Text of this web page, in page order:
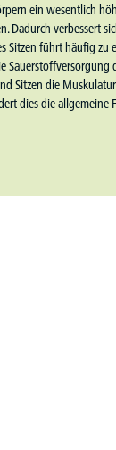
ein wesentlich
Dadurch verbessert
Sitzen führt häufig zu
Sitzen die
dies die allgemeine